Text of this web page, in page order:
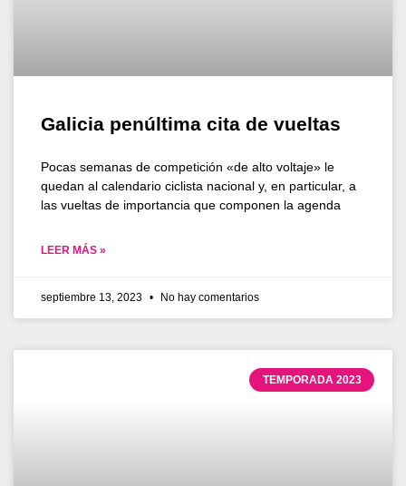
Galicia penúltima cita de vueltas
Pocas semanas de competición «de alto voltaje» le
quedan al calendario ciclista nacional y, en particular, a
las vueltas de importancia que componen la agenda
LEER MÁS »
septiembre 13, 2023 No hay comentarios
TEMPORADA 2023